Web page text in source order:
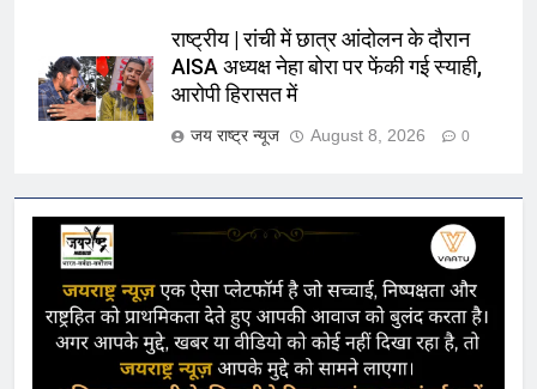
राष्ट्रीय | रांची में छात्र आंदोलन के दौरान
AISA अध्यक्ष नेहा बोरा पर फेंकी गई स्याही,
आरोपी हिरासत में
जय राष्ट्र न्यूज August 8, 2026 0